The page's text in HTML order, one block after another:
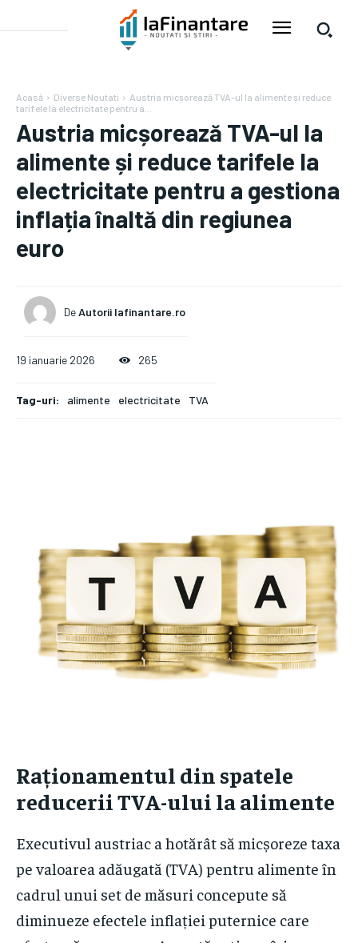
Acasă Diverse Noutati
Austria micșorează TVA-ul la alimente și reduce
tarifele la electricitate pentru a...
Austria micșorează TVA-ul la
alimente și reduce tarifele la
electricitate pentru a gestiona
inflația înaltă din regiunea
euro
DeAutorii Iafinantare.ro
19 ianuarie 2026 265
Tag-uri: alimente electricitate TVA
Raționamentul din spatele
reducerii TVA-ului la alimente
Executivul austriac a hotărât să micșoreze taxa
pe valoarea adăugată (TVA) pentru alimente în
cadrul unui set de măsuri concepute să
diminueze efectele inflației puternice care